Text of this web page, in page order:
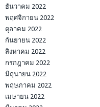
ธันวาคม 2022
พฤศจิกายน 2022
ตุลาคม 2022
กันยายน 2022
สิงหาคม 2022
กรกฎาคม 2022
มิถุนายน 2022
พฤษภาคม 2022
เมษายน 2022